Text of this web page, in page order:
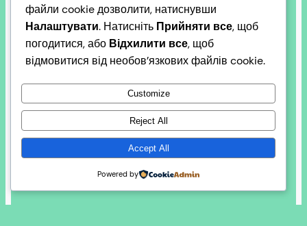
Президент України Володимир Зеленський і
президент Румунії Нікушор Данієль Дан повинні
організувати перетворення регіону Україна-
Молдова-Румунія-Болгарія і прилеглих
територій із потенційного вузла геополітичних
протиріч у поле процвітання в євроатлантичній
спільноті. На наш погляд, у них є всі можливості
для цього.
файли cookie дозволити, натиснувши
Налаштувати. Натисніть Прийняти все, щоб
погодитися, або Відхилити все, щоб
відмовитися від необов’язкових файлів cookie.
Customize
Reject All
Accept All
Powered by